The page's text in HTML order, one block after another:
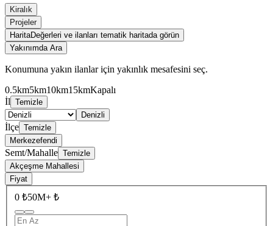
Kiralık
Projeler
HaritaDeğerleri ve ilanları tematik haritada görün
Yakınımda Ara
Konumuna yakın ilanlar için yakınlık mesafesini seç.
0.5km5km10km15kmKapalı
İl Temizle
Denizli
İlçe Temizle
Merkezefendi
Semt/Mahalle Temizle
Akçeşme Mahallesi
Fiyat
0 ₺50M+ ₺